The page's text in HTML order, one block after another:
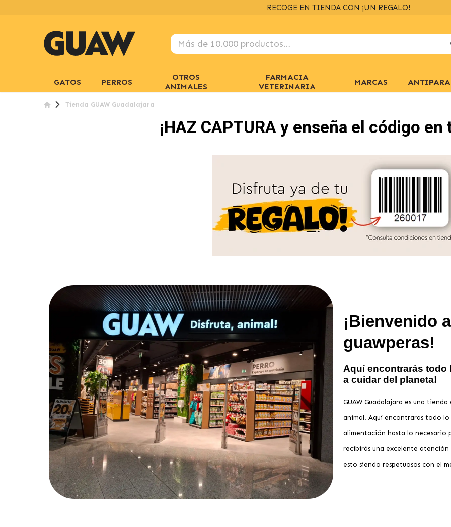
ENVÍOS GRATIS > 39€EN 24/48H+ INFO
GATOS PERROS
OTROS
ANIMALES
FARMACIA
VETERINARIA
MARCAS
Tienda GUAW Guadalajara
¡HAZ CAPTURA y enseña el código en
¡Bienvenido
guawperas!
Aquí encontrarás todo
a cuidar del planeta!
GUAW Guadalajara es una
animal. Aquí encontraras todo lo
alimentación hasta lo necesario
recibirás una excelente
esto siendo respetuosos con el